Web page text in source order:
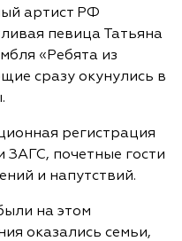
артист РФ
певица Татьяна
«Ребята из
сразу окунулись в
регистрация
почетные гости
и напутствий.
на этом
оказались семьи,